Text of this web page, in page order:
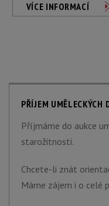
VÍCE INFORMACÍ
PŘÍJEM UMĚLECKÝCH
Příjmáme do aukce
starožitnosti.
Chcete-li znát
Máme zájem i o celé